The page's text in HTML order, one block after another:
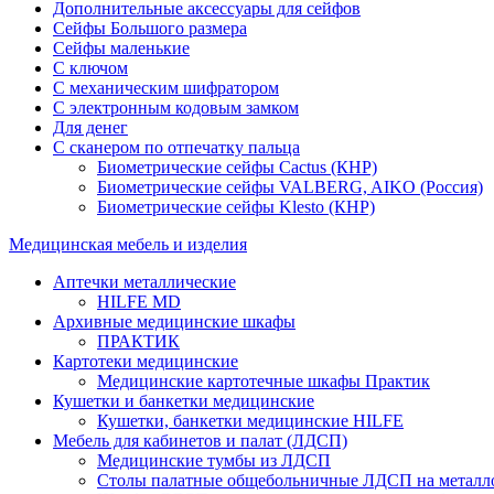
Дополнительные аксессуары для сейфов
Сейфы Большого размера
Сейфы маленькие
С ключом
С механическим шифратором
С электронным кодовым замком
Для денег
С сканером по отпечатку пальца
Биометрические сейфы Cactus (КНР)
Биометрические сейфы VALBERG, AIKO (Россия)
Биометрические сейфы Klesto (КНР)
Медицинская мебель и изделия
Аптечки металлические
HILFE MD
Архивные медицинские шкафы
ПРАКТИК
Картотеки медицинские
Медицинские картотечные шкафы Практик
Кушетки и банкетки медицинские
Кушетки, банкетки медицинские HILFE
Мебель для кабинетов и палат (ЛДСП)
Медицинские тумбы из ЛДСП
Столы палатные общебольничные ЛДСП на